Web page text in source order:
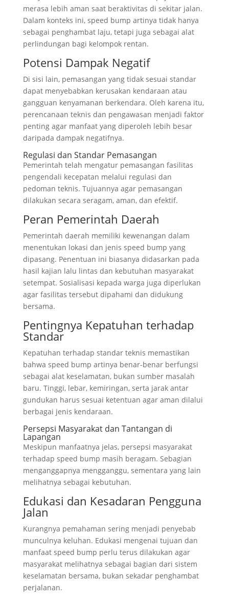
merasa lebih aman saat beraktivitas di sekitar jalan.
Dalam konteks ini, speed bump artinya tidak hanya
sebagai penghambat laju, tetapi juga sebagai alat
perlindungan bagi kelompok rentan.
Potensi Dampak Negatif
Di sisi lain, pemasangan yang tidak sesuai standar
dapat menyebabkan kerusakan kendaraan atau
gangguan kenyamanan berkendara. Oleh karena itu,
perencanaan teknis dan pengawasan menjadi faktor
penting agar manfaat yang diperoleh lebih besar
daripada dampak negatifnya.
Regulasi dan Standar Pemasangan
Pemerintah telah mengatur pemasangan fasilitas
pengendali kecepatan melalui regulasi dan
pedoman teknis. Tujuannya agar pemasangan
dilakukan secara seragam, aman, dan efektif.
Peran Pemerintah Daerah
Pemerintah daerah memiliki kewenangan dalam
menentukan lokasi dan jenis speed bump yang
dipasang. Penentuan ini biasanya didasarkan pada
hasil kajian lalu lintas dan kebutuhan masyarakat
setempat. Sosialisasi kepada warga juga diperlukan
agar fasilitas tersebut dipahami dan didukung
bersama.
Pentingnya Kepatuhan terhadap
Standar
Kepatuhan terhadap standar teknis memastikan
bahwa speed bump artinya benar-benar berfungsi
sebagai alat keselamatan, bukan sumber masalah
baru. Tinggi, lebar, kemiringan, serta jarak antar
gundukan harus sesuai ketentuan agar aman dilalui
berbagai jenis kendaraan.
Persepsi Masyarakat dan Tantangan di
Lapangan
Meskipun manfaatnya jelas, persepsi masyarakat
terhadap speed bump masih beragam. Sebagian
menganggapnya mengganggu, sementara yang lain
melihatnya sebagai kebutuhan.
Edukasi dan Kesadaran Pengguna
Jalan
Kurangnya pemahaman sering menjadi penyebab
munculnya keluhan. Edukasi mengenai tujuan dan
manfaat speed bump perlu terus dilakukan agar
masyarakat melihatnya sebagai bagian dari sistem
keselamatan bersama, bukan sekadar penghambat
perjalanan.